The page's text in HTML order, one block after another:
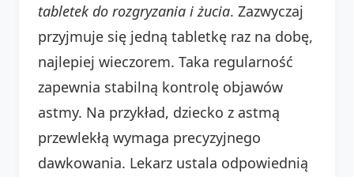
tabletek do rozgryzania i żucia. Zazwyczaj
przyjmuje się jedną tabletkę raz na dobę,
najlepiej wieczorem. Taka regularność
zapewnia stabilną kontrolę objawów
astmy. Na przykład, dziecko z astmą
przewlekłą wymaga precyzyjnego
dawkowania. Lekarz ustala odpowiednią